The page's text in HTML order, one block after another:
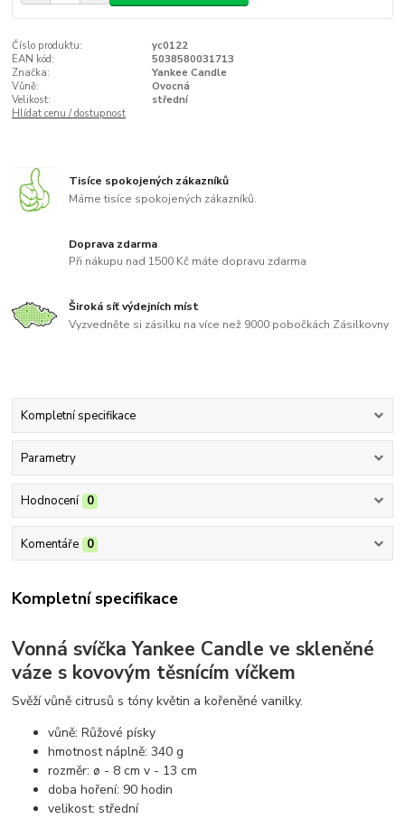
Číslo produktu:
yc0122
EAN kód:
5038580031713
Značka:
Yankee Candle
Vůně:
Ovocná
Velikost:
střední
Hlídat cenu / dostupnost
Tisíce spokojených zákazníků
Máme tisíce spokojených zákazníků.
Doprava zdarma
Při nákupu nad 1500 Kč máte dopravu zdarma
Široká síť výdejních míst
Vyzvedněte si zásilku na více než 9000 pobočkách Zásilkovny
Kompletní specifikace
Parametry
Hodnocení 0
Komentáře 0
Kompletní specifikace
Vonná svíčka Yankee Candle ve skleněné
váze s kovovým těsnícím víčkem
Svěží vůně citrusů s tóny květin a kořeněné vanilky.
vůně: Růžové písky
hmotnost náplně: 340 g
rozměr: ø - 8 cm v - 13 cm
doba hoření: 90 hodin
velikost: střední